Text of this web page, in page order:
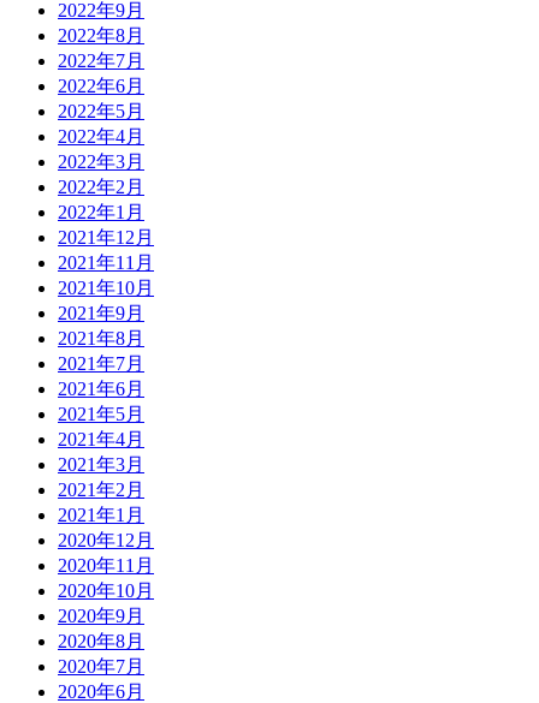
2022年9月
2022年8月
2022年7月
2022年6月
2022年5月
2022年4月
2022年3月
2022年2月
2022年1月
2021年12月
2021年11月
2021年10月
2021年9月
2021年8月
2021年7月
2021年6月
2021年5月
2021年4月
2021年3月
2021年2月
2021年1月
2020年12月
2020年11月
2020年10月
2020年9月
2020年8月
2020年7月
2020年6月